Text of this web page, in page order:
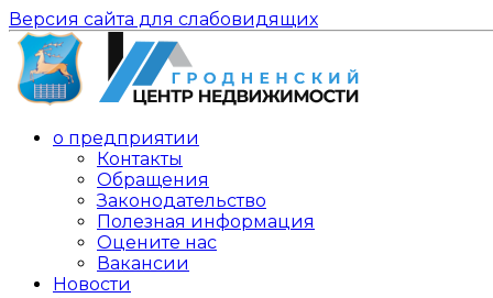
Версия сайта для слабовидящих
о предприятии
Контакты
Обращения
Законодательство
Полезная информация
Оцените нас
Вакансии
Новости